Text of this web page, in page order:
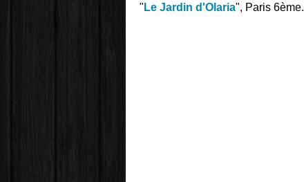
" Le Jardin d'Olaria", Paris 6ème.